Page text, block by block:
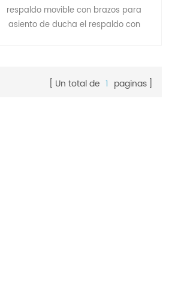
respaldo movible con brazos para
asiento de ducha el respaldo con
Un total de 1 paginas